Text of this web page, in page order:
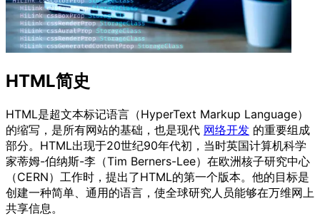
HTML简史
HTML是超文本标记语言（HyperText Markup Language）
的缩写，是所有网站的基础，也是现代 网络开发 的重要组成
部分。HTML出现于20世纪90年代初，当时英国计算机科学
家蒂姆-伯纳斯-李（Tim Berners-Lee）在欧洲核子研究中心
（CERN）工作时，提出了HTML的第一个版本。他的目标是
创建一种简单、通用的语言，使全球研究人员能够在万维网上
共享信息。